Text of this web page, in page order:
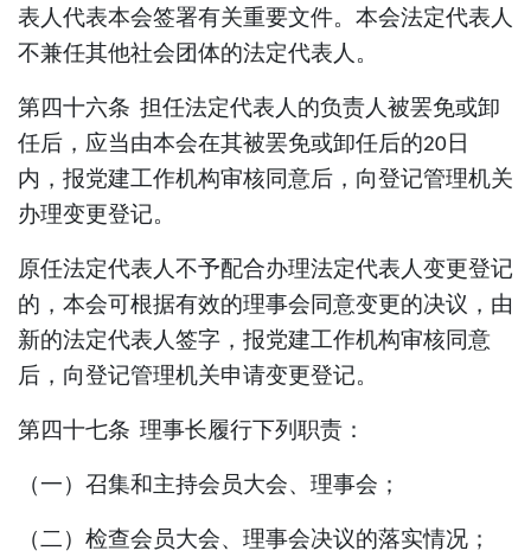
表人代表本会签署有关重要文件。本会法定代表人
不兼任其他社会团体的法定代表人。
第四十六条 担任法定代表人的负责人被罢免或卸
任后，应当由本会在其被罢免或卸任后的20日
内，报党建工作机构审核同意后，向登记管理机关
办理变更登记。
原任法定代表人不予配合办理法定代表人变更登记
的，本会可根据有效的理事会同意变更的决议，由
新的法定代表人签字，报党建工作机构审核同意
后，向登记管理机关申请变更登记。
第四十七条 理事长履行下列职责：
（一）召集和主持会员大会、 理事会；
（二）检查会员大会、理事会决议的落实情况；